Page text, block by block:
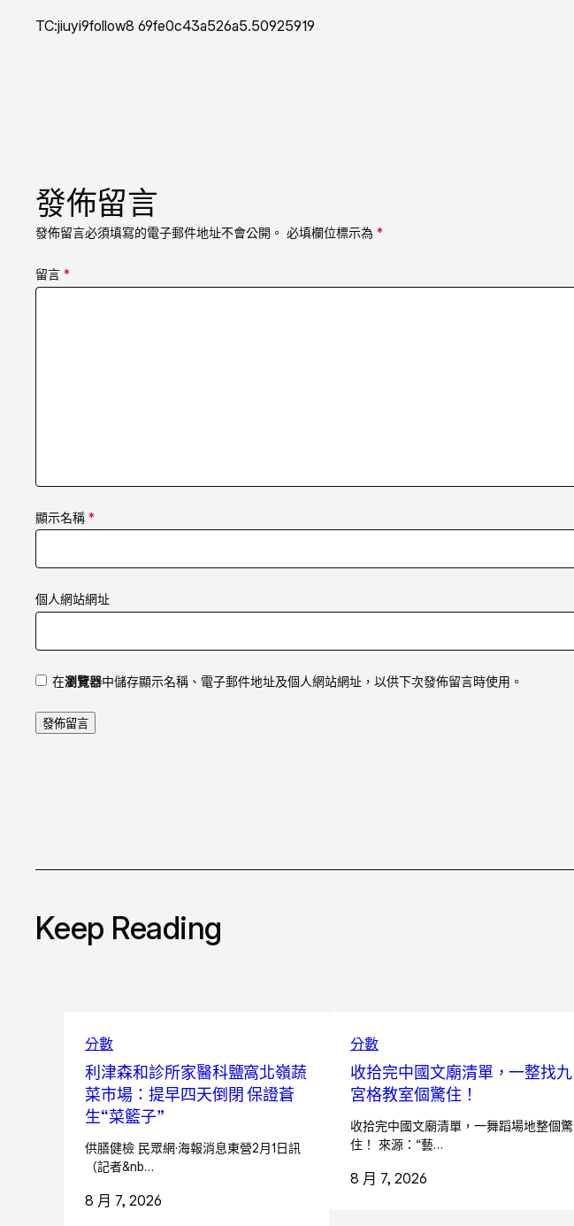
TC:jiuyi9follow8 69fe0c43a526a5.50925919
發佈留言
發佈留言必須填寫的電子郵件地址不會公開。 必填欄位標示為 *
留言 *
顯示名稱 *
個人網站網址
在瀏覽器中儲存顯示名稱、電子郵件地址及個人網站網址，以供下次發佈留言時使用。
Keep Reading
分數
利津森和診所家醫科鹽窩北嶺蔬
菜市場：提早四天倒閉 保證蒼
生“菜籃子”
供膳健檢 民眾網·海報消息東營2月1日訊
（記者&nb…
8 月 7, 2026
分數
收拾完中國文廟清單，一整找九
宮格教室個驚住！
收拾完中國文廟清單，一舞蹈場地整個驚
住！ 來源：“藝…
8 月 7, 2026